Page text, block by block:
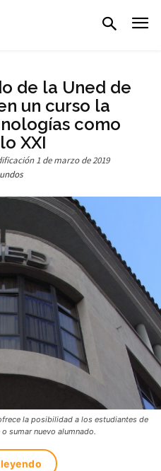
de la Uned de
un curso la
como
XXI
1 de marzo de 2019
la posibilidad a los estudiantes de
sumar nuevo alumnado.